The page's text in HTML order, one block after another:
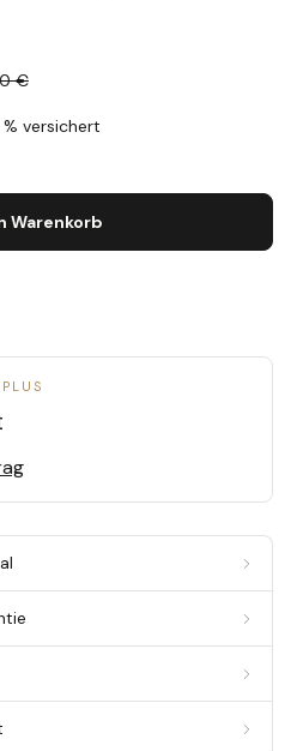
€
versichert
Warenkorb